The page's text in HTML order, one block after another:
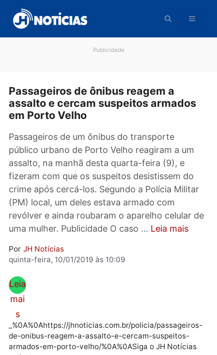
para
conteúdo
Passageiros de ônibus reagem a
assalto e cercam suspeitos
Passageiros de um ônibus do transporte
público urbano de Porto Velho reagiram a um
assalto, na manhã desta quarta-feira (9), e
fizeram com que os suspeitos desistissem do
crime após cercá-los. Segundo a Polícia
(PM) local, um deles estava armado com
uma mulher. Publicidade O caso ...
Por
quinta-feira, 10/01/2019 às 10:09
Leia
mai
s